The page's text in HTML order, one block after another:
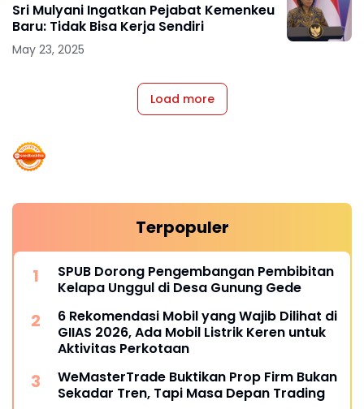
Sri Mulyani Ingatkan Pejabat Kemenkeu
Baru: Tidak Bisa Kerja Sendiri
May 23, 2025
Load more
Terpopuler
SPUB Dorong Pengembangan Pembibitan
Kelapa Unggul di Desa Gunung Gede
6 Rekomendasi Mobil yang Wajib Dilihat di
GIIAS 2026, Ada Mobil Listrik Keren untuk
Aktivitas Perkotaan
WeMasterTrade Buktikan Prop Firm Bukan
Sekadar Tren, Tapi Masa Depan Trading